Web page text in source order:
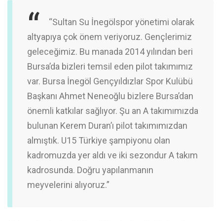
“Sultan Su İnegölspor yönetimi olarak
altyapıya çok önem veriyoruz. Gençlerimiz
geleceğimiz. Bu manada 2014 yılından beri
Bursa’da bizleri temsil eden pilot takımımız
var. Bursa İnegöl Gençyıldızlar Spor Kulübü
Başkanı Ahmet Neneoğlu bizlere Bursa’dan
önemli katkılar sağlıyor. Şu an A takımımızda
bulunan Kerem Duran’ı pilot takımımızdan
almıştık. U15 Türkiye şampiyonu olan
kadromuzda yer aldı ve iki sezondur A takım
kadrosunda. Doğru yapılanmanın
meyvelerini alıyoruz.”